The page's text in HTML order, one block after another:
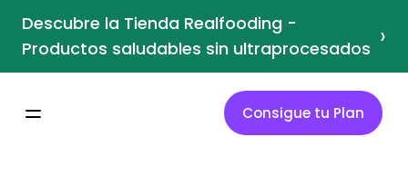
Descubre la Tienda Realfooding -
Productos saludables sin ultraprocesados ›
Consigue tu Plan